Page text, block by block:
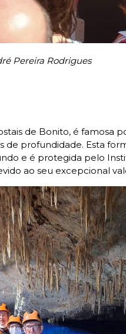
Pereira Rodrigues
de Bonito, é famosa
de profundidade. Esta
e é protegida pelo
ao seu excepcional